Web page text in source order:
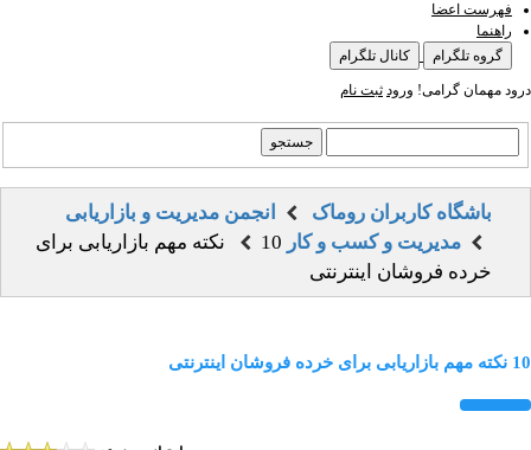
فهرست اعضا
راهنما
گروه تلگرام
کانال تلگرام
درود مهمان گرامی! ورود ثبت نام
باشگاه کاربران روماک
انجمن مدیریت و بازاریابی
مدیریت و کسب و کار
10 نکته مهم بازاریابی برای
خرده فروشان اینترنتی
10 نکته مهم بازاریابی برای خرده فروشان اینترنتی